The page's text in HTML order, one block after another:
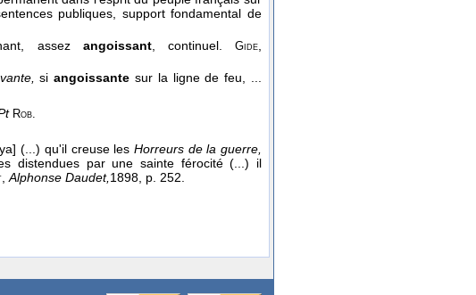
publiques, support fondamental de
assez angoissant, continuel.Gide,
siangoissante sur la ligne de feu, ...
Rob.
(...) qu'il creuse les Horreurs de la guerre,
distendues par une sainte férocité (...) il
,Alphonse Daudet,1898, p. 252.